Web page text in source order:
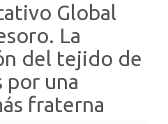
Global
La
del tejido de
por una
fraterna